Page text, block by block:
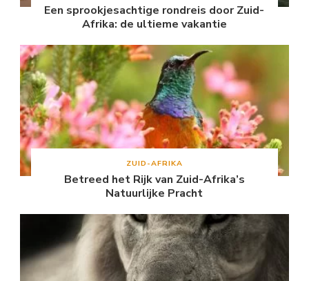
Een sprookjesachtige rondreis door Zuid-
Afrika: de ultieme vakantie
ZUID-AFRIKA
Betreed het Rijk van Zuid-Afrika’s
Natuurlijke Pracht